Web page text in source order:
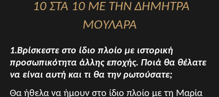
10 ΣΤΑ 10 ΜΕ ΤΗΝ ΔΗΜΗΤΡΑ
ΜΟΥΛΑΡΑ
1.Βρίσκεστε στο ίδιο πλοίο με ιστορική
προσωπικότητα άλλης εποχής. Ποιά θα θέλατε
να είναι αυτή και τι θα την ρωτούσατε;
Θα ήθελα να ήμουν στο ίδιο πλοίο με τη Μαρία